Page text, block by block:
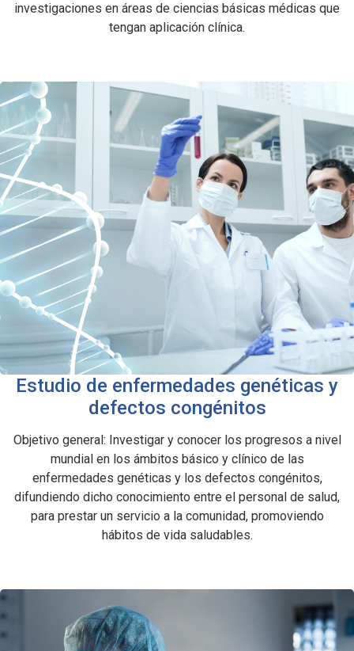
investigaciones en áreas de ciencias básicas médicas que
tengan aplicación clínica.
Estudio de enfermedades genéticas y
defectos congénitos
Objetivo general: Investigar y conocer los progresos a nivel
mundial en los ámbitos básico y clínico de las
enfermedades genéticas y los defectos congénitos,
difundiendo dicho conocimiento entre el personal de salud,
para prestar un servicio a la comunidad, promoviendo
hábitos de vida saludables.